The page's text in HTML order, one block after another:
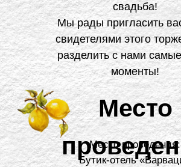
свадьба!
Мы рады пригласить
свидетелями этого
разделить с нами
моменты!
Место
Место
Бутик-отель